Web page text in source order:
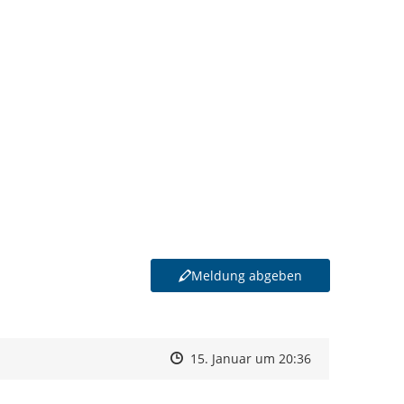
Meldung abgeben
Zeitpunkt des Erstellens
Zeitpunkt des Erstellens
15. Januar um 20:36Zur Äußerung